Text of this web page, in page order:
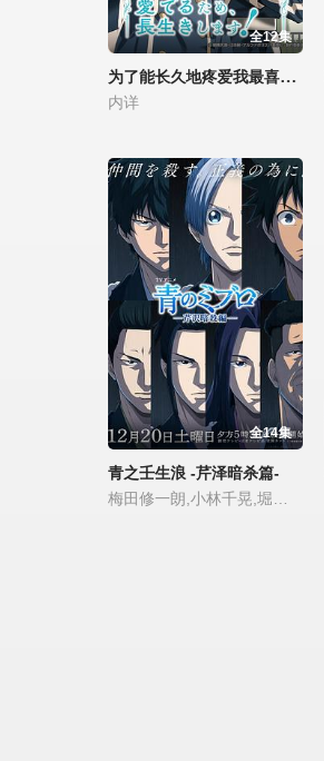
全12集
为了能长久地疼爱我最喜欢的义兄，我要健康长寿！
内详
全14集
青之壬生浪 -芹泽暗杀篇-